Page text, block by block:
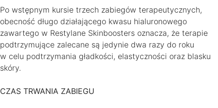
Po wstępnym kursie trzech zabiegów terapeutycznych,
obecność długo działającego kwasu hialuronowego
zawartego w Restylane Skinboosters oznacza, że terapie
podtrzymujące zalecane są jedynie dwa razy do roku
w celu podtrzymania gładkości, elastyczności oraz blasku
skóry.
CZAS TRWANIA ZABIEGU